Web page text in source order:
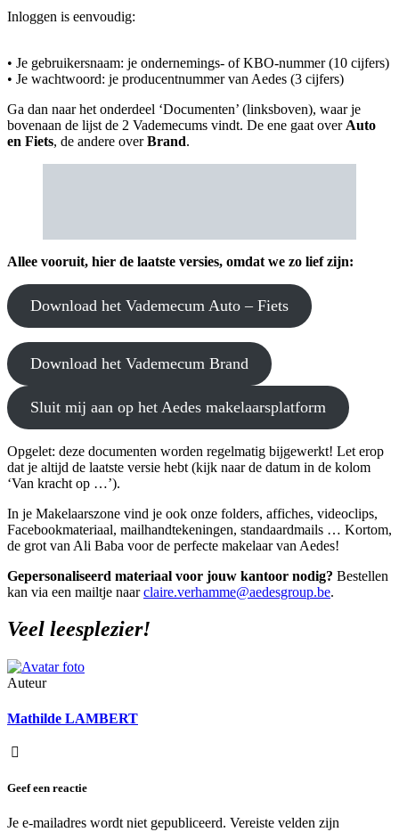
Inloggen is eenvoudig:
• Je gebruikersnaam: je ondernemings- of KBO-nummer (10 cijfers)
• Je wachtwoord: je producentnummer van Aedes (3 cijfers)
Ga dan naar het onderdeel ‘Documenten’ (linksboven), waar je
bovenaan de lijst de 2 Vademecums vindt. De ene gaat over Auto
en Fiets, de andere overBrand.
Allee vooruit, hier de laatste versies, omdat we zo lief zijn:
Download het Vademecum Auto – Fiets
Download het Vademecum Brand
Sluit mij aan op het Aedes makelaarsplatform
Opgelet: deze documenten worden regelmatig bijgewerkt! Let erop
dat je altijd de laatste versie hebt (kijk naar de datum in de kolom
‘Van kracht op …’).
In je Makelaarszone vind je ook onze folders, affiches, videoclips,
Facebookmateriaal, mailhandtekeningen, standaardmails … Kortom,
de grot van Ali Baba voor de perfecte makelaar van Aedes!
Gepersonaliseerd materiaal voor jouw kantoor nodig? Bestellen
kan via een mailtje naarclaire.verhamme@aedesgroup.be.
Veel leesplezier!
Auteur
Mathilde LAMBERT
Geef een reactie
Je e-mailadres wordt niet gepubliceerd. Vereiste velden zijn